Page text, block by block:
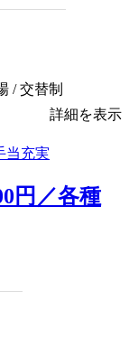
/ 交替制
詳細を表示
円／各種